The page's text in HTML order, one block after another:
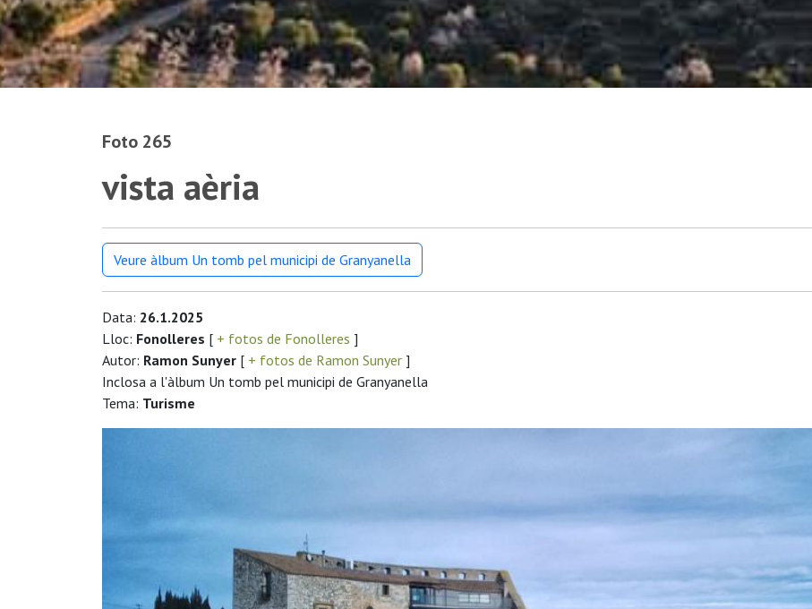
Foto 265
vista aèria
Veure àlbum Un tomb pel municipi de Granyanella
Data: 26.1.2025
Lloc: Fonolleres [ + fotos de Fonolleres ]
Autor: Ramon Sunyer [ + fotos de Ramon Sunyer ]
Inclosa a l'àlbum Un tomb pel municipi de Granyanella
Tema: Turisme